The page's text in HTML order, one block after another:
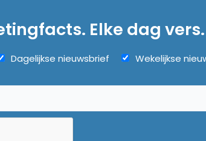
Elke dag
Dagelijkse nieuwsbrief Wekelijkse